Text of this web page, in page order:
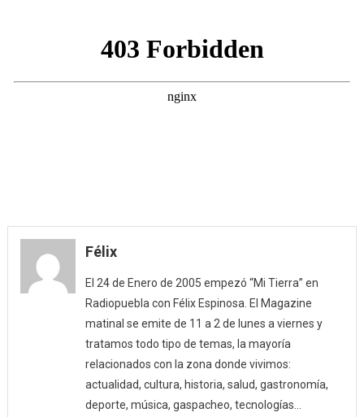
Félix
El 24 de Enero de 2005 empezó “Mi Tierra” en
Radiopuebla con Félix Espinosa. El Magazine
matinal se emite de 11 a 2 de lunes a viernes y
tratamos todo tipo de temas, la mayoría
relacionados con la zona donde vivimos:
actualidad, cultura, historia, salud, gastronomía,
deporte, música, gaspacheo, tecnologías…